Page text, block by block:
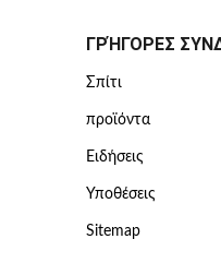
ΓΡΉΓΟΡΕΣ
Σπίτι
προϊόντα
Ειδήσεις
Υποθέσεις
Sitemap